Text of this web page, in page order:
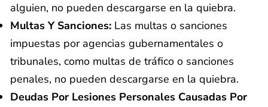
alguien, no pueden descargarse en la quiebra.
Multas Y Sanciones: Las multas o sanciones
impuestas por agencias gubernamentales o
tribunales, como multas de tráfico o sanciones
penales, no pueden descargarse en la quiebra.
Deudas Por Lesiones Personales Causadas Por